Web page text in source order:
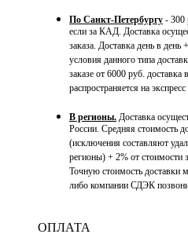
По Санкт-Петербургу - 300
если за КАД. Доставка
заказа. Доставка день в
условия данного типа
заказе от 6000 руб.
распространяется на
В регионы. Доставка
России. Средняя стоимость
(исключения составляют
регионы) + 2% от стоимости
Точную стоимость доставки
либо компании СДЭК
ОПЛАТА